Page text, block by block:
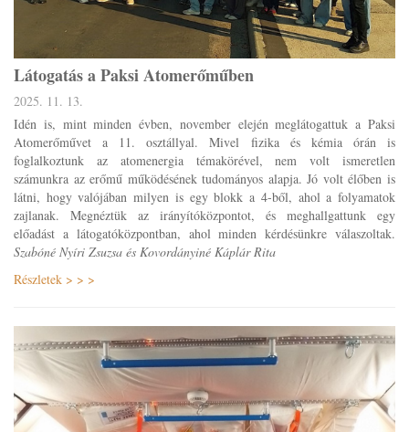
Látogatás a Paksi Atomerőműben
2025. 11. 13.
Idén is, mint minden évben, november elején meglátogattuk a Paksi
Atomerőművet a 11. osztállyal. Mivel fizika és kémia órán is
foglalkoztunk az atomenergia témakörével, nem volt ismeretlen
számunkra az erőmű működésének tudományos alapja. Jó volt élőben is
látni, hogy valójában milyen is egy blokk a 4-ből, ahol a folyamatok
zajlanak. Megnéztük az irányítóközpontot, és meghallgattunk egy
előadást a látogatóközpontban, ahol minden kérdésünkre válaszoltak.
Szabóné Nyíri Zsuzsa és Kovordányiné Káplár Rita
Részletek > > >